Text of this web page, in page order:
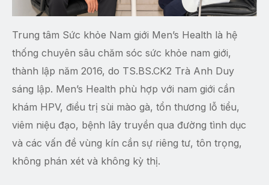
Trung tâm Sức khỏe Nam giới Men’s Health là hệ
thống chuyên sâu chăm sóc sức khỏe nam giới,
thành lập năm 2016, do TS.BS.CK2 Trà Anh Duy
sáng lập. Men’s Health phù hợp với nam giới cần
khám HPV, điều trị sùi mào gà, tổn thương lỗ tiểu,
viêm niệu đạo, bệnh lây truyền qua đường tình dục
và các vấn đề vùng kín cần sự riêng tư, tôn trọng,
không phán xét và không kỳ thị.